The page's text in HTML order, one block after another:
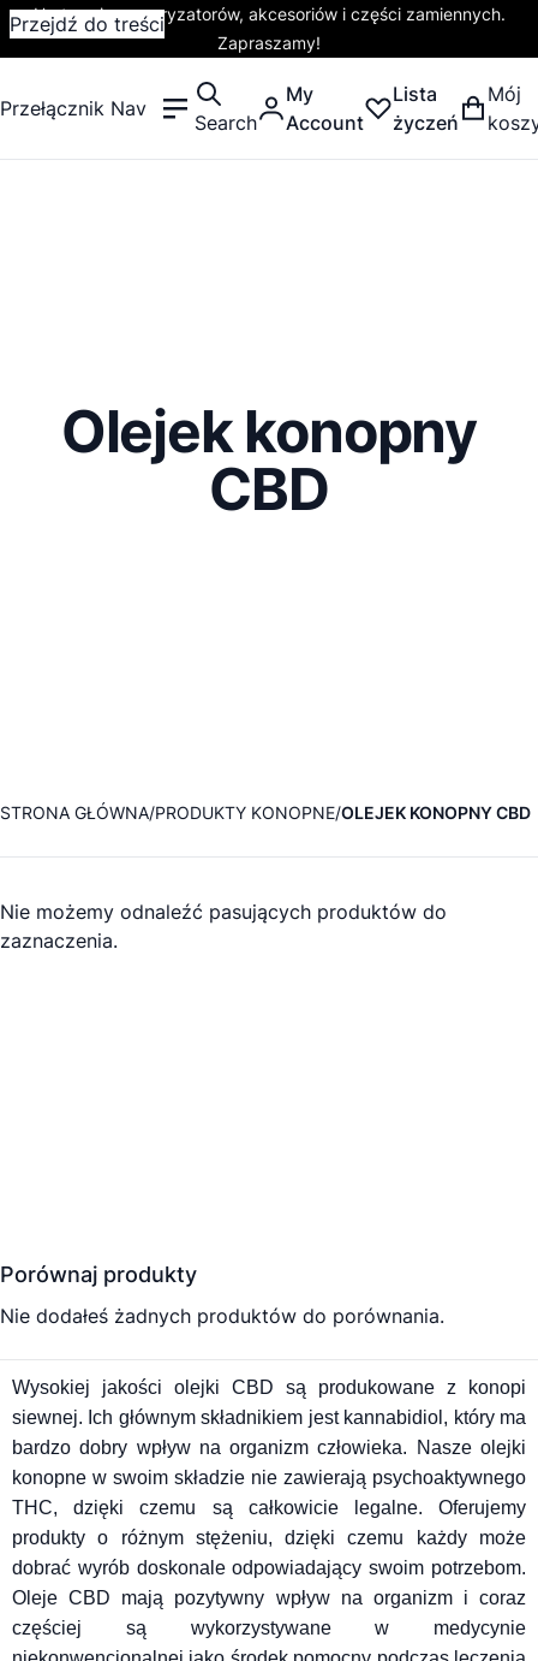
Przejdź do treści
Hurtownia waporyzatorów, akcesoriów i części zamiennych.
Zapraszamy!
Przełącznik Nav
Search
My
Account
Lista
życzeń
Mój
Olejek konopny
CBD
STRONA GŁÓWNA PRODUKTY KONOPNE OLEJEK KONOPNY CBD
Nie możemy odnaleźć pasujących produktów do
zaznaczenia.
Porównaj produkty
Nie dodałeś żadnych produktów do porównania.
Wysokiej jakości olejki CBD są produkowane z konopi
siewnej. Ich głównym składnikiem jest kannabidiol, który ma
bardzo dobry wpływ na organizm człowieka. Nasze olejki
konopne w swoim składzie nie zawierają psychoaktywnego
THC, dzięki czemu są całkowicie legalne. Oferujemy
produkty o różnym stężeniu, dzięki czemu każdy może
dobrać wyrób doskonale odpowiadający swoim potrzebom.
Oleje CBD mają pozytywny wpływ na organizm i coraz
częściej są wykorzystywane w medycynie